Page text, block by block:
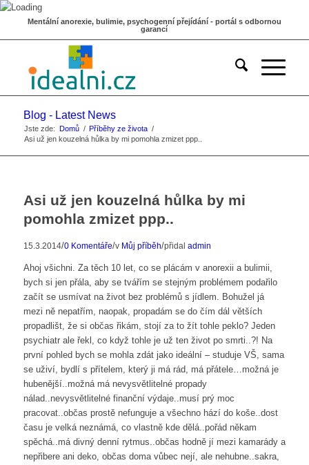
Mentální anorexie, bulimie, psychogenní přejídání - portál s odbornou
garancí
Blog - Latest News
Jste zde: Domů / Příběhy ze života /
Asi už jen kouzelná hůlka by mi pomohla zmizet ppp..
Asi už jen kouzelná hůlka by mi
pomohla zmizet ppp..
15.3.2014/0 Komentáře/v Můj příběh/přidal admin
Ahoj všichni. Za těch 10 let, co se plácám v anorexii a bulimii,
bych si jen přála, aby se tvářím se stejným problémem podařilo
začít se usmívat na život bez problémů s jídlem. Bohužel já
mezi ně nepatřím, naopak, propadám se do čím dál větších
propadlišt, že si občas řikám, stojí za to žít tohle peklo? Jeden
psychiatr ale řekl, co když tohle je už ten život po smrti..?! Na
první pohled bych se mohla zdát jako ideální – studuje VŠ, sama
se uživí, bydlí s přítelem, který ji má rád, má přátele…možná je
hubenější..možná má nevysvětlitelné propady
nálad..nevysvětlitelné finanční výdaje..musí prý moc
pracovat..občas prostě nefunguje a všechno hází do koše..dost
času je velká neznámá, co vlastně kde dělá..pořád někam
spěchá..má divný denní rytmus..občas hodně jí mezi kamarády a
nepřibere ani deko, občas doma vůbec nejí, ale nehubne..sakra,